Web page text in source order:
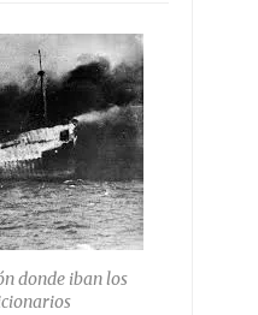
donde iban los